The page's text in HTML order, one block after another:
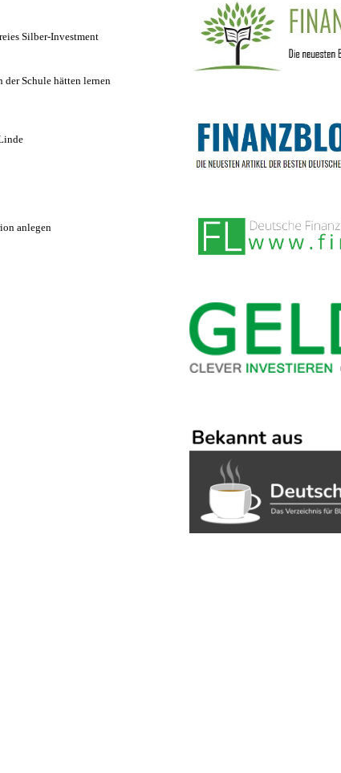
Silber-Investment
Schule hätten lernen
anlegen